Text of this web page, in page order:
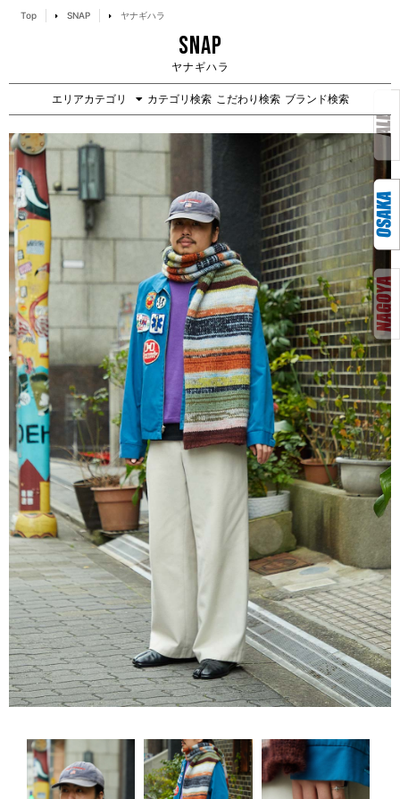
Top SNAP ヤナギハラ
SNAP
ヤナギハラ
エリアカテゴリ カテゴリ検索 こだわり検索 ブランド検索